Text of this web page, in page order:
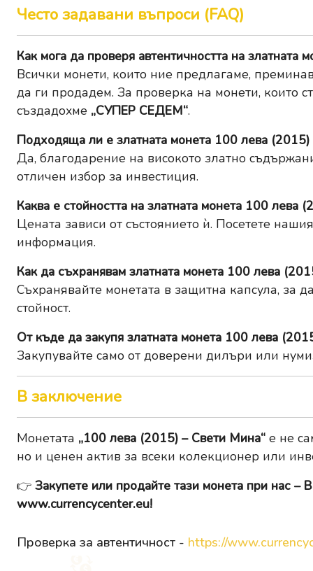
Често задавани въпроси (FAQ)
Как мога да проверя автентичността на златната
Всички монети, които ние предлагаме,
да ги продадем. За проверка на монети, които
създадохме „СУПЕР СЕДЕМ“.
Подходяща ли е златната монета 100 лева (2015)
Да, благодарение на високото златно
отличен избор за инвестиция.
Каква е стойността на златната монета 100 лева
Цената зависи от състоянието ѝ. Посетете
информация.
Как да съхранявам златната монета 100 лева
Съхранявайте монетата в защитна капсула, за
стойност.
От къде да закупя златната монета 100 лева
Закупувайте само от доверени дилъри или
В заключение
Монетата „100 лева (2015) – Свети Мина“ е не
но и ценен актив за всеки колекционер или
👉 Закупете или продайте тази монета при нас –
www.currencycenter.eu!
Проверка за автентичност - https://